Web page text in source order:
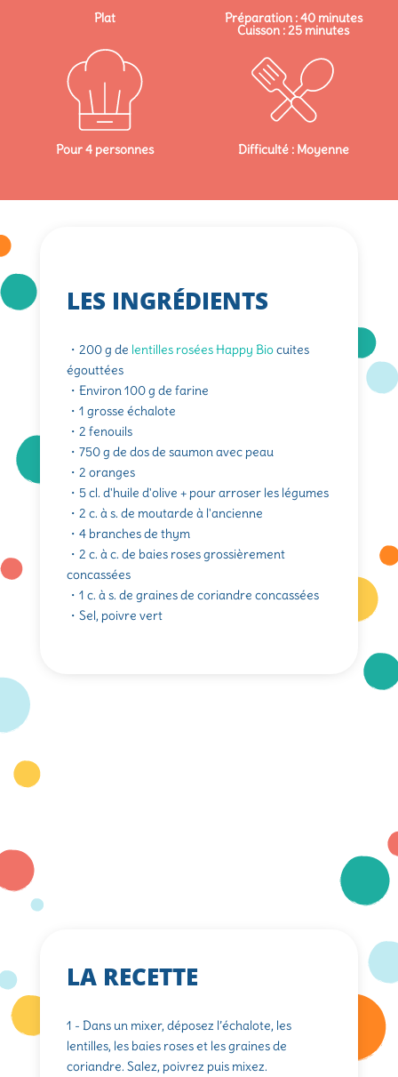
Plat Préparation : 40 minutes
Cuisson : 25 minutes
Pour 4 personnes Difficulté : Moyenne
LES INGRÉDIENTS
・200 g de lentilles rosées Happy Biocuites
égouttées
・Environ 100 g de farine
・1 grosse échalote
・2 fenouils
・750 g de dos de saumon avec peau
・2 oranges
・5 cl. d'huile d'olive + pour arroser les légumes
・2 c. à s. de moutarde à l'ancienne
・4 branches de thym
・2 c. à c. de baies roses grossièrement
concassées
・1 c. à s. de graines de coriandre concassées
・Sel, poivre vert
LA RECETTE
1 - Dans un mixer, déposez l’échalote, les
lentilles, les baies roses et les graines de
coriandre. Salez, poivrez puis mixez.